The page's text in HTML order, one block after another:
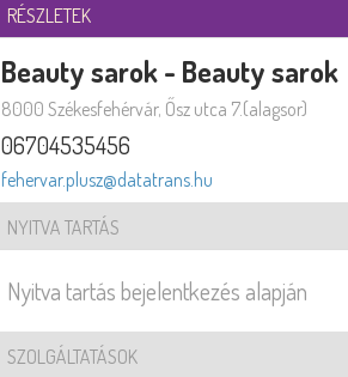
RÉSZLETEK
Beauty sarok - Beauty sarok
8000 Székesfehérvár, Ősz utca 7.(alagsor)
06704535456
fehervar.plusz@datatrans.hu
NYITVA TARTÁS
Nyitva tartás bejelentkezés alapján
SZOLGÁLTATÁSOK